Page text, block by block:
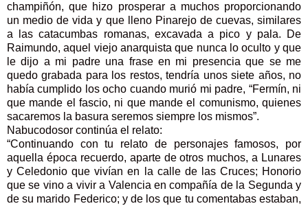
champiñón, que hizo prosperar a muchos proporcionando
un medio de vida y que lleno Pinarejo de cuevas, similares
a las catacumbas romanas, excavada a pico y pala. De
Raimundo, aquel viejo anarquista que nunca lo oculto y que
le dijo a mi padre una frase en mi presencia que se me
quedo grabada para los restos, tendría unos siete años, no
había cumplido los ocho cuando murió mi padre, “Fermín, ni
que mande el fascio, ni que mande el comunismo, quienes
sacaremos la basura seremos siempre los mismos”.
Nabucodosor continúa el relato:
“Continuando con tu relato de personajes famosos, por
aquella época recuerdo, aparte de otros muchos, a Lunares
y Celedonio que vivían en la calle de las Cruces; Honorio
que se vino a vivir a Valencia en compañía de la Segunda y
de su marido Federico; y de los que tu comentabas estaban,